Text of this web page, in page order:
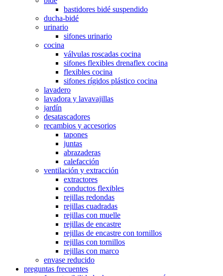
bastidores bidé suspendido
ducha-bidé
urinario
sifones urinario
cocina
válvulas roscadas cocina
sifones flexibles drenaflex cocina
flexibles cocina
sifones rígidos plástico cocina
lavadero
lavadora y lavavajillas
jardín
desatascadores
recambios y accesorios
tapones
juntas
abrazaderas
calefacción
ventilación y extracción
extractores
conductos flexibles
rejillas redondas
rejillas cuadradas
rejillas con muelle
rejillas de encastre
rejillas de encastre con tornillos
rejillas con tornillos
rejillas con marco
envase reducido
preguntas frecuentes